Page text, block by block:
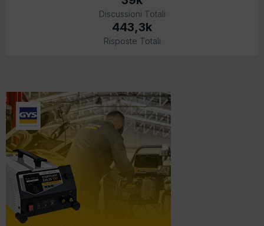
Discussioni Totali
443,3k
Risposte Totali